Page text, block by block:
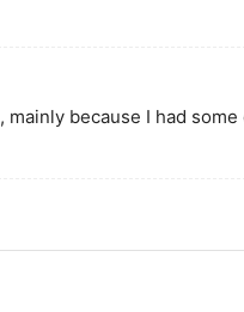
because I had